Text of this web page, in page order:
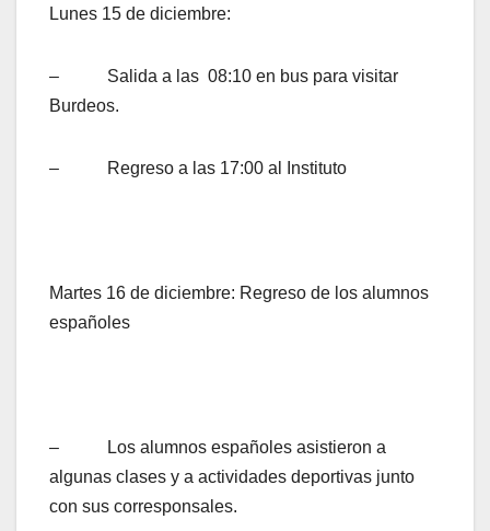
Lunes 15 de diciembre:
– Salida a las 08:10 en bus para visitar
Burdeos.
– Regreso a las 17:00 al Instituto
Martes 16 de diciembre: Regreso de los alumnos
españoles
– Los alumnos españoles asistieron a
algunas clases y a actividades deportivas junto
con sus corresponsales.